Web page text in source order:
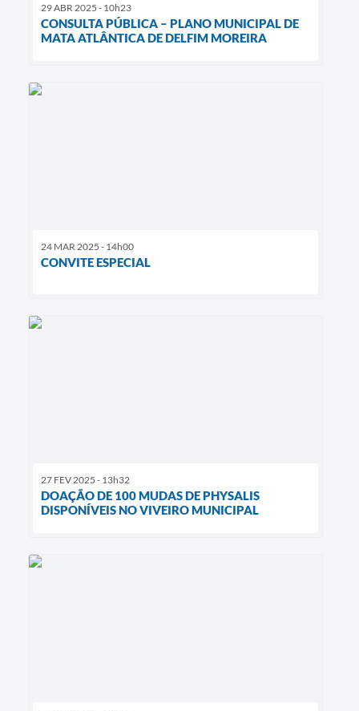
29 ABR 2025 - 10h23
CONSULTA PÚBLICA – PLANO MUNICIPAL DE
MATA ATLÂNTICA DE DELFIM MOREIRA
24 MAR 2025 - 14h00
CONVITE ESPECIAL
27 FEV 2025 - 13h32
DOAÇÃO DE 100 MUDAS DE PHYSALIS
DISPONÍVEIS NO VIVEIRO MUNICIPAL